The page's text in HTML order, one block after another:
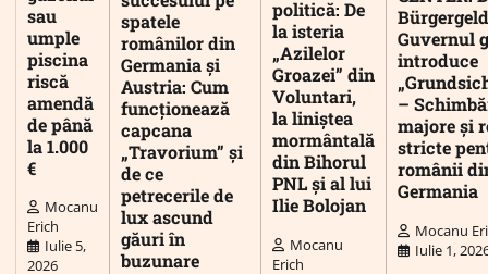
sau
umple
piscina
riscă
amendă
de până
la 1.000
€
Mocanu
Erich
Iulie 5,
2026
spatele
românilor din
Germania și
Austria: Cum
funcționează
capcana
„Travorium” și
de ce
petrecerile de
lux ascund
găuri în
buzunare
politică: De
la isteria
„Azilelor
Groazei” din
Voluntari,
la liniștea
mormântală
din Bihorul
PNL și al lui
Ilie Bolojan
Mocanu
Erich
Guvernul
introduce
–
majore și
stricte
românii
Germania
Mocanu
Iulie 1,